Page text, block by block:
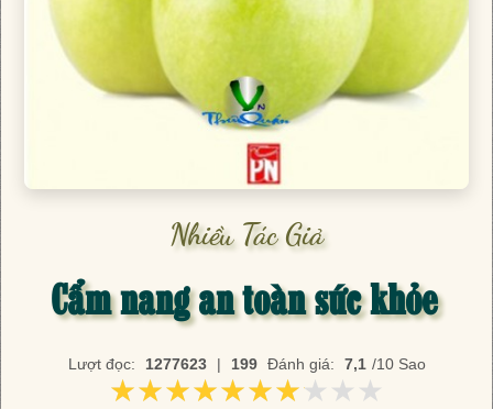
Nhiều Tác Giả
Cẩm nang an toàn sức khỏe
Lượt đọc: 1277623 | 199 Đánh giá: 7,1 /10 Sao
★★★★★★★★★★
★★★★★★★★★★